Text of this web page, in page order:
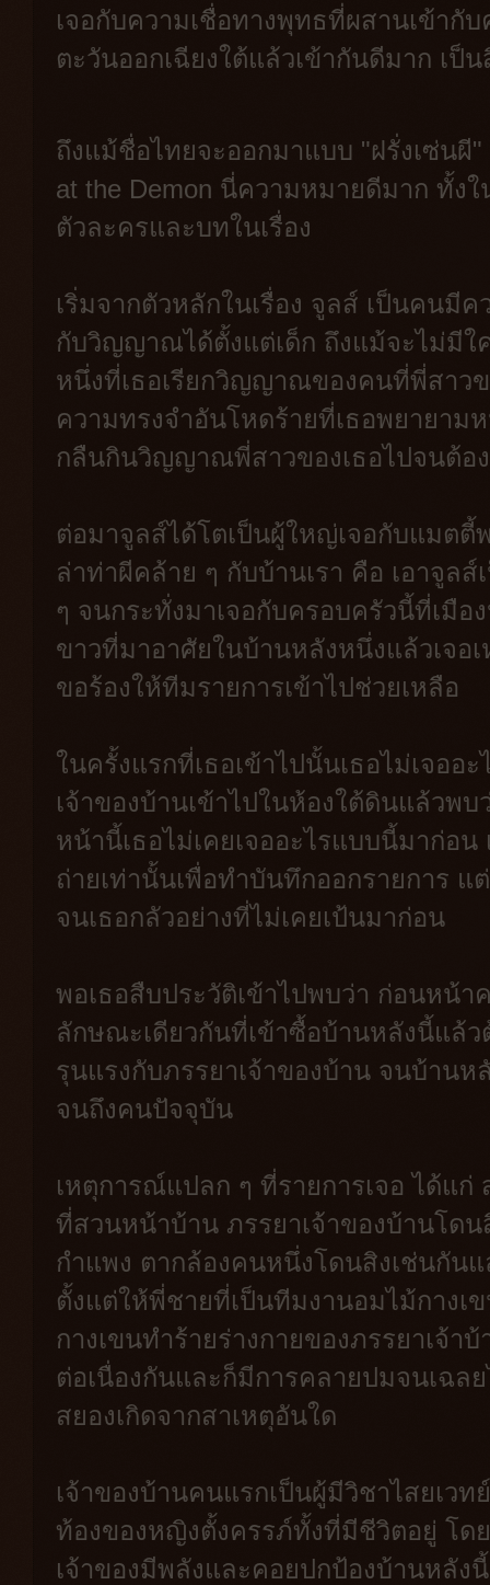
เจอกับความเชื่อทางพุทธที่ผสานเข้ากั
ตะวันออกเฉียงใต้แล้วเข้ากันดีมาก เป็
ถึงแม้ชื่อไทยจะออกมาแบบ "ฝรั่งเซ่นผี
at the Demon นี่ความหมายดีมาก ทั้ง
ตัวละครและบทในเรื่อง
เริ่มจากตัวหลักในเรื่อง จูลส์ เป็นคนมี
กับวิญญาณได้ตั้งแต่เด็ก ถึงแม้จะไม่มีใ
หนึ่งที่เธอเรียกวิญญาณของคนที่พี่สาว
ความทรงจำอันโหดร้ายที่เธอพยายา
กลืนกินวิญญาณพี่สาวของเธอไปจนต้อ
ต่อมาจูลส์ได้โตเป็นผู้ใหญ่เจอกับแมตตี้
ล่าท่าผีคล้าย ๆ กับบ้านเรา คือ เอาจูล
ๆ จนกระทั่งมาเจอกับครอบครัวนี้ที่เมือ
ขาวที่มาอาศัยในบ้านหลังหนึ่งแล้วเจ
ขอร้องให้ทีมรายการเข้าไปช่วยเหลือ
ในครั้งแรกที่เธอเข้าไปนั้นเธอไม่เจออ
เจ้าของบ้านเข้าไปในห้องใต้ดินแล้วพ
หน้านี้เธอไม่เคยเจออะไรแบบนี้มาก่อ
ถ่ายเท่านั้นเพื่อทำบันทึกออกรายการ
จนเธอกลัวอย่างที่ไม่เคยเป้นมาก่อน
พอเธอสืบประวัติเข้าไปพบว่า ก่อนหน้
ลักษณะเดียวกันที่เข้าซื้อบ้านหลังนี้แล้ว
รุนแรงกับภรรยาเจ้าของบ้าน จนบ้านห
จนถึงคนปัจจุบัน
เหตุการณ์แปลก ๆ ที่รายการเจอ ได้แก่
ที่สวนหน้าบ้าน ภรรยาเจ้าของบ้านโด
กำแพง ตากล้องคนหนึ่งโดนสิงเช่นกัน
ตั้งแต่ให้พี่ชายที่เป็นทีมงานอมไม้กางเ
กางเขนทำร้ายร่างกายของภรรยาเจ้า
ต่อเนื่องกันและก็มีการคลายปมจนเฉล
สยองเกิดจากสาเหตุอันใด
เจ้าของบ้านคนแรกเป็นผู้มีวิชาไสยเว
ท้องของหญิงตั้งครรภ์ทั้งที่มีชีวิตอยู่ โด
เจ้าของมีพลังและคอยปกป้องบ้านหลัง